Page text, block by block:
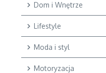
Dom i Wnętrze
Lifestyle
Moda i styl
Motoryzacja